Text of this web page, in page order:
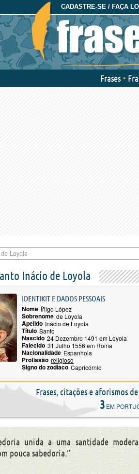
CADASTRE-SE / FAÇA
Frases
Loyola
Inácio de Loyola
IDENTIKIT E DADOS PESSOAIS
Nome Íñigo López
Sobrenome de Loyola
Apelido Inácio de Loyola
Título Santo
Nascido 24 Dezembro 1491 em Loyola
Falecido 31 Julho 1556 em Roma
Nacionalidade Espanhola
Profissão religioso
Signo do zodíaco Capricórnio
Frases, citações e aforismos
3 EM
unida a uma santidade
pouca sabedoria.”